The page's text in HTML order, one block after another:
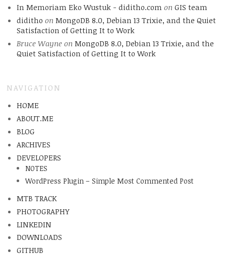
In Memoriam Eko Wustuk - diditho.com on GIS team
diditho on MongoDB 8.0, Debian 13 Trixie, and the Quiet
Satisfaction of Getting It to Work
Bruce Wayneon MongoDB 8.0, Debian 13 Trixie, and the
Quiet Satisfaction of Getting It to Work
NAVIGATION
HOME
ABOUT.ME
BLOG
ARCHIVES
DEVELOPERS
NOTES
WordPress Plugin – Simple Most Commented Post
MTB TRACK
PHOTOGRAPHY
LINKEDIN
DOWNLOADS
GITHUB